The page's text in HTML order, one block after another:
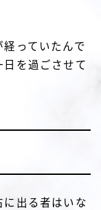
っていたんで
を過ごさせて
に出る者はいな